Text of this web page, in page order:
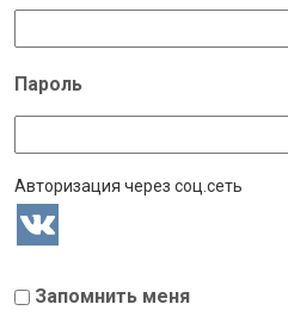
Пароль
Авторизация через соц.сеть
Запомнить меня